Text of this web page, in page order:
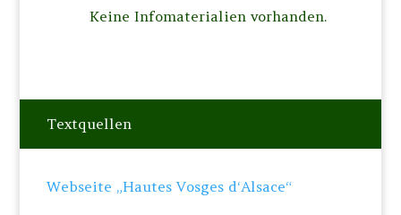
Keine Infomaterialien vorhanden.
Textquellen
Webseite „Hautes Vosges d‘Alsace“